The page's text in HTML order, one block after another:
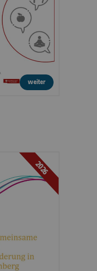
weiter
2026